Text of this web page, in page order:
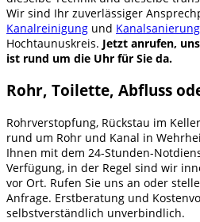
Wir sind Ihr zuverlässiger
Kanalreinigung und Kanalsanierung
Hochtaunuskreis. Jetzt anrufen,
ist rund um die Uhr für Sie da.
Rohr, Toilette, Abfluss
Rohrverstopfung, Rückstau im
rund um Rohr und Kanal in
Ihnen mit dem 24-Stunden-
Verfügung, in der Regel sind wir
vor Ort. Rufen Sie uns an oder
Anfrage. Erstberatung und
selbstverständlich unverbindlich.